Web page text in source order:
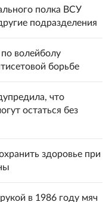
полка ВСУ
подразделения
волейболу
борьбе
что
остаться без
здоровье при
в 1986 году мяч